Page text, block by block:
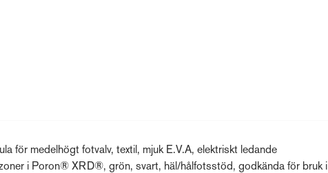
för medelhögt fotvalv, textil, mjuk E.V.A, elektriskt ledande
i Poron® XRD®, grön, svart, häl/hålfotsstöd, godkända för bruk i